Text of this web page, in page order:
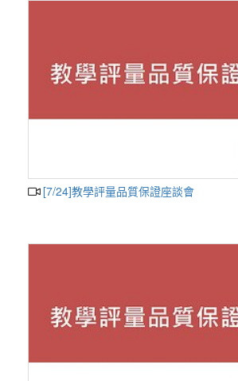
[7/24]教學評量品質保證座談會